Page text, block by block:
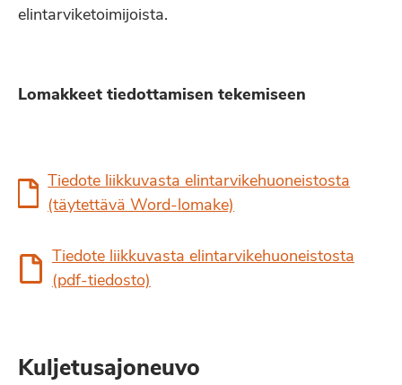
elintarviketoimijoista.
Lomakkeet tiedottamisen tekemiseen
Tiedote liikkuvasta elintarvikehuoneistosta
(täytettävä Word-lomake)
Tiedote liikkuvasta elintarvikehuoneistosta
(pdf-tiedosto)
Kuljetusajoneuvo